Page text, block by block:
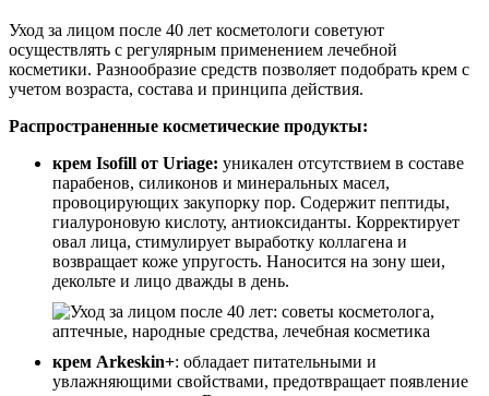
Уход за лицом после 40 лет косметологи советуют
осуществлять с регулярным применением лечебной
косметики. Разнообразие средств позволяет подобрать крем с
учетом возраста, состава и принципа действия.
Распространенные косметические продукты:
крем Isofill от Uriage: уникален отсутствием в составе
парабенов, силиконов и минеральных масел,
провоцирующих закупорку пор. Содержит пептиды,
гиалуроновую кислоту, антиоксиданты. Корректирует
овал лица, стимулирует выработку коллагена и
возвращает коже упругость. Наносится на зону шеи,
декольте и лицо дважды в день.
крем Arkeskin+: обладает питательными и
увлажняющими свойствами, предотвращает появление